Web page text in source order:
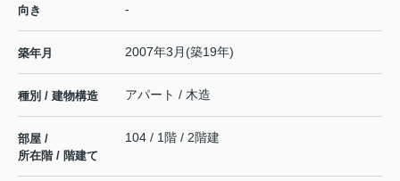
向き -
築年月 2007年3月(築19年)
種別 / 建物構造 アパート / 木造
部屋 /
所在階 / 階建て
104 / 1階 / 2階建